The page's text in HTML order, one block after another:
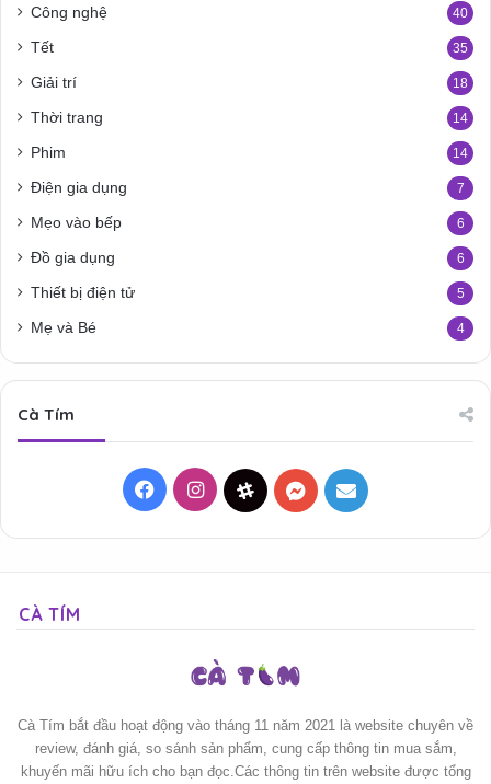
Công nghệ 40
Tết 35
Giải trí 18
Thời trang 14
Phim 14
Điện gia dụng 7
Mẹo vào bếp 6
Đồ gia dụng 6
Thiết bị điện tử 5
Mẹ và Bé 4
Cà Tím
FacebookInstagramThreadsMessenger
Mail
CÀ TÍM
Cà Tím bắt đầu hoạt động vào tháng 11 năm 2021 là website chuyên về
review, đánh giá, so sánh sản phẩm, cung cấp thông tin mua sắm,
khuyến mãi hữu ích cho bạn đọc.Các thông tin trên website được tổng